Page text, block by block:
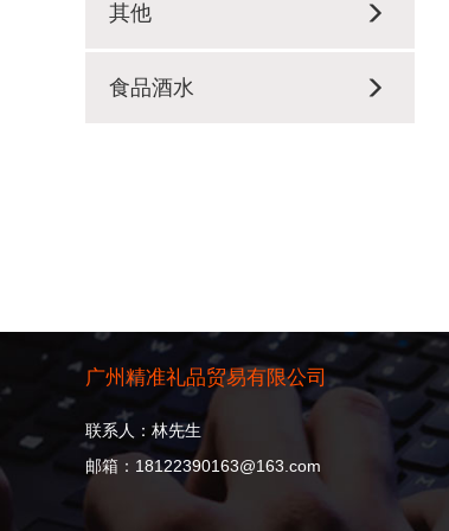
其他
食品酒水
广州精准礼品贸易有限公司
联系人：林先生
邮箱：18122390163@163.com